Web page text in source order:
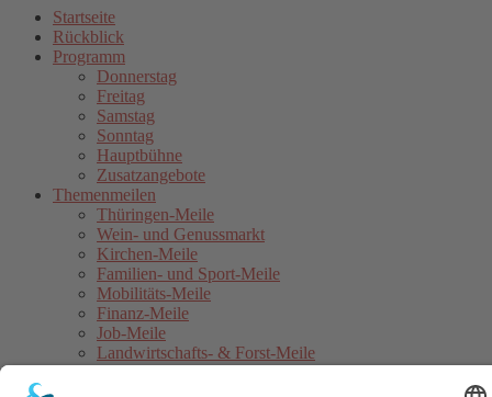
Startseite
Rückblick
Programm
Donnerstag
Freitag
Samstag
Sonntag
Hauptbühne
Zusatzangebote
Themenmeilen
Thüringen-Meile
Wein- und Genussmarkt
Kirchen-Meile
Familien- und Sport-Meile
Mobilitäts-Meile
Finanz-Meile
Job-Meile
Landwirtschafts- & Forst-Meile